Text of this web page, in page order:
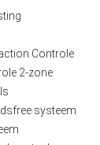
Controle
2-zone
systeem